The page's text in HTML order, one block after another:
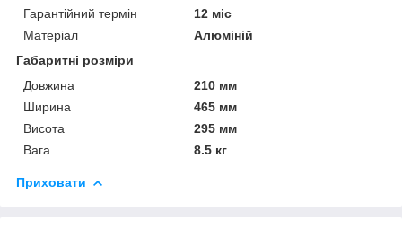
Гарантійний термін
12 міс
Матеріал
Алюміній
Габаритні розміри
Довжина
210 мм
Ширина
465 мм
Висота
295 мм
Вага
8.5 кг
Приховати